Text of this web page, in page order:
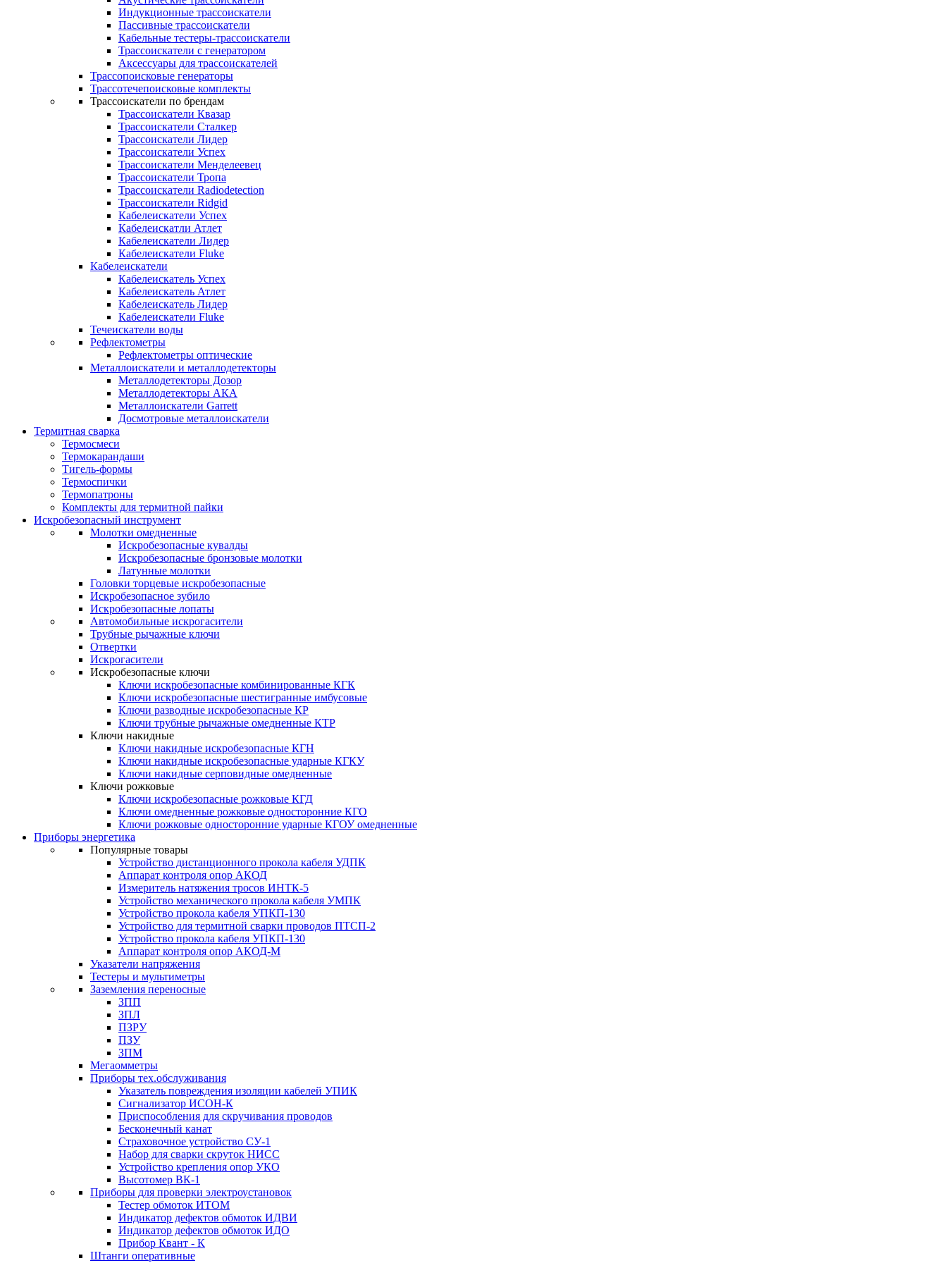
Индукционные трассоискатели
Пассивные трассоискатели
Кабельные тестеры-трассоискатели
Трассоискатели с генератором
Аксессуары для трассоискателей
Трассопоисковые генераторы
Трассотечепоисковые комплекты
Трассоискатели по брендам
Трассоискатели Квазар
Трассоискатели Сталкер
Трассоискатели Лидер
Трассоискатели Успех
Трассоискатели Менделеевец
Трассоискатели Тропа
Трассоискатели Radiodetection
Трассоискатели Ridgid
Кабелеискатели Успех
Кабелеискатли Атлет
Кабелеискатели Лидер
Кабелеискатели Fluke
Кабелеискатели
Кабелеискатель Успех
Кабелеискатель Атлет
Кабелеискатель Лидер
Кабелеискатели Fluke
Течеискатели воды
Рефлектометры
Рефлектометры оптические
Металлоискатели и металлодетекторы
Металлодетекторы Дозор
Металлодетекторы АКА
Металлоискатели Garrett
Досмотровые металлоискатели
Термитная сварка
Термосмеси
Термокарандаши
Тигель-формы
Термоспички
Термопатроны
Комплекты для термитной пайки
Искробезопасный инструмент
Молотки омедненные
Искробезопасные кувалды
Искробезопасные бронзовые молотки
Латунные молотки
Головки торцевые искробезопасные
Искробезопасное зубило
Искробезопасные лопаты
Автомобильные искрогасители
Трубные рычажные ключи
Отвертки
Искрогасители
Искробезопасные ключи
Ключи искробезопасные комбинированные КГК
Ключи искробезопасные шестигранные имбусовые
Ключи разводные искробезопасные КР
Ключи трубные рычажные омедненные КТР
Ключи накидные
Ключи накидные искробезопасные КГН
Ключи накидные искробезопасные ударные КГКУ
Ключи накидные серповидные омедненные
Ключи рожковые
Ключи искробезопасные рожковые КГД
Ключи омедненные рожковые односторонние КГО
Ключи рожковые односторонние ударные КГОУ омедненные
Приборы энергетика
Популярные товары
Устройство дистанционного прокола кабеля УДПК
Аппарат контроля опор АКОД
Измеритель натяжения тросов ИНТК-5
Устройство механического прокола кабеля УМПК
Устройство прокола кабеля УПКП-130
Устройство для термитной сварки проводов ПТСП-2
Устройство прокола кабеля УПКП-130
Аппарат контроля опор АКОД-М
Указатели напряжения
Тестеры и мультиметры
Заземления переносные
ЗПП
ЗПЛ
ПЗРУ
ПЗУ
ЗПМ
Мегаомметры
Приборы тех.обслуживания
Указатель повреждения изоляции кабелей УПИК
Сигнализатор ИСОН-К
Приспособления для скручивания проводов
Бесконечный канат
Страховочное устройство СУ-1
Набор для сварки скруток НИСС
Устройство крепления опор УКО
Высотомер ВК-1
Приборы для проверки электроустановок
Тестер обмоток ИТОМ
Индикатор дефектов обмоток ИДВИ
Индикатор дефектов обмоток ИДО
Прибор Квант - К
Штанги оперативные